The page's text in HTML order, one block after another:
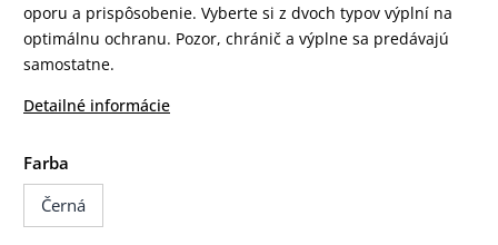
oporu a prispôsobenie. Vyberte si z dvoch typov výplní na
optimálnu ochranu. Pozor, chránič a výplne sa predávajú
samostatne.
Detailné informácie
Farba
Černá